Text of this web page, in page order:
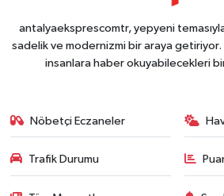
antalyaeksprescomtr, yepyeni
sadelik ve modernizmi bir araya getiriyor.
insanlara haber okuyabilecekleri
Nöbetçi Eczaneler
Trafik Durumu